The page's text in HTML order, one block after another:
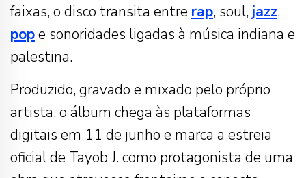
faixas, o disco transita entre rap, soul, jazz,
pope sonoridades ligadas à música indiana e
palestina.
Produzido, gravado e mixado pelo próprio
artista, o álbum chega às plataformas
digitais em 11 de junho e marca a estreia
oficial de Tayob J. como protagonista de uma